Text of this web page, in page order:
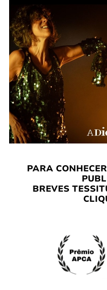
PARA
BREVES